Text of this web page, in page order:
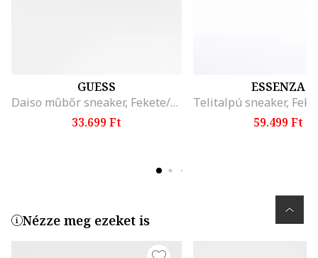
GUESS
Daiso műbőr sneaker, Fekete/Barna
33.699 Ft
ESSENZA
59.499 Ft
Nézze meg ezeket is